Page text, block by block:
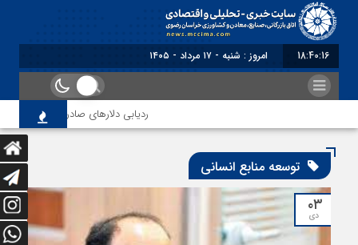
18:40:16 امروز : شنبه - ۱۷ مرداد - ۱۴۰۵
ردیابی دلارهای صادراتی
توسعه منابع انسانی
۰۳
دی